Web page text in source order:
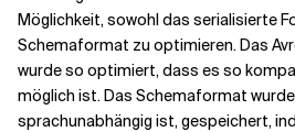
Möglichkeit, sowohl das serialisierte
Schemaformat zu optimieren. Das
wurde so optimiert, dass es so
möglich ist. Das Schemaformat
sprachunabhängig ist, gespeichert,